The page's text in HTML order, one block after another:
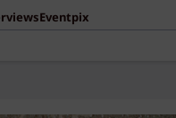
Eventpix